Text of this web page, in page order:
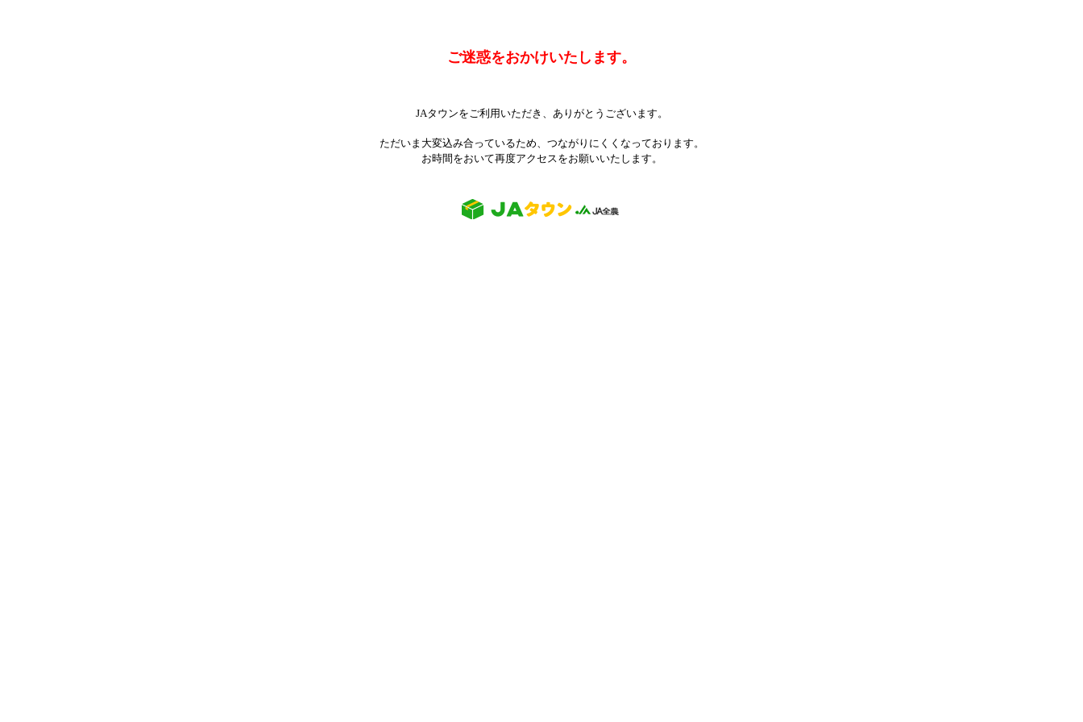
ご迷惑をおかけいたします。
JAタウンをご利用いただき、ありがとうございます。
ただいま大変込み合っているため、つながりにくくなっております。
お時間をおいて再度アクセスをお願いいたします。